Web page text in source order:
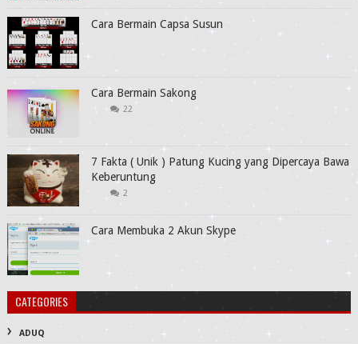
Cara Bermain Capsa Susun
Cara Bermain Sakong
22
7 Fakta ( Unik ) Patung Kucing yang Dipercaya Bawa
Keberuntung
2
Cara Membuka 2 Akun Skype
CATEGORIES
ADUQ